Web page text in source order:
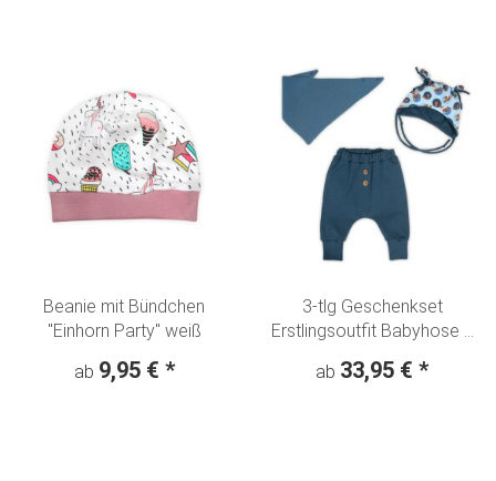
Beanie mit Bündchen
"Einhorn Party" weiß
ab 9,95 € *
3-tlg Geschenkset
Erstlingsoutfit Babyhose +
Fuchs" blau
ab 33,95 € *